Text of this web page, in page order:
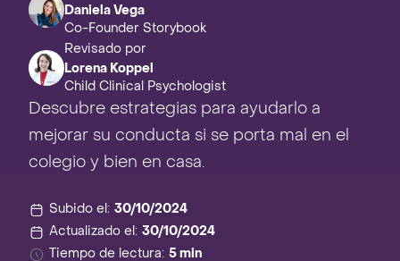
Daniela Vega
Co-Founder Storybook
Revisado por
Lorena Koppel
Child Clinical Psychologist
Descubre estrategias para ayudarlo a
mejorar su conducta si se porta mal en el
colegio y bien en casa.
Subido el: 30/10/2024
Actualizado el: 30/10/2024
Tiempo de lectura: 5 min